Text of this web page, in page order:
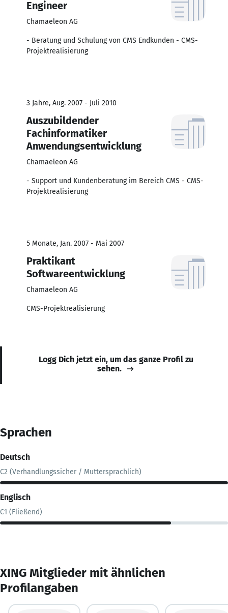
Engineer
Chamaeleon AG
- Beratung und Schulung von CMS Endkunden - CMS-
Projektrealisierung
3 Jahre, Aug. 2007 - Juli 2010
Auszubildender
Fachinformatiker
Anwendungsentwicklung
Chamaeleon AG
- Support und Kundenberatung im Bereich CMS - CMS-
Projektrealisierung
5 Monate, Jan. 2007 - Mai 2007
Praktikant
Softwareentwicklung
Chamaeleon AG
CMS-Projektrealisierung
Logg Dich jetzt ein, um das ganze Profil zu
sehen.
Sprachen
Deutsch
C2 (Verhandlungssicher / Muttersprachlich)
Englisch
C1 (Fließend)
XING Mitglieder mit ähnlichen
Profilangaben